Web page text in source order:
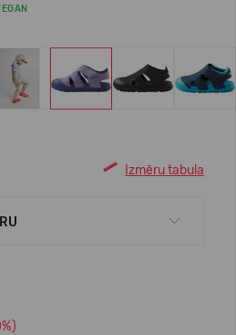
Izmēru tabula